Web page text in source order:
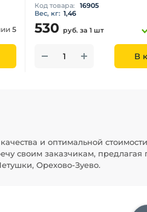
5
Код товара:
16905
Вес, кг: 1,46
530 руб. за 1 шт
В
и оптимальной
своим заказчикам,
Орехово-Зуево.